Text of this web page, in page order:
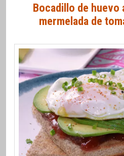
Bocadillo de huevo
mermelada de